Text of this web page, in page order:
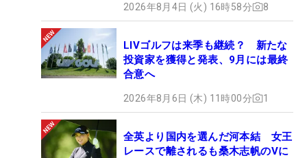
2026年8月4日 (火) 16時58分 8
LIVゴルフは来季も継続？ 新たな
投資家を獲得と発表、9月には最終
合意へ
2026年8月6日 (木) 11時00分 1
全英より国内を選んだ河本結 女王
レースで離されるも桑木志帆のVに